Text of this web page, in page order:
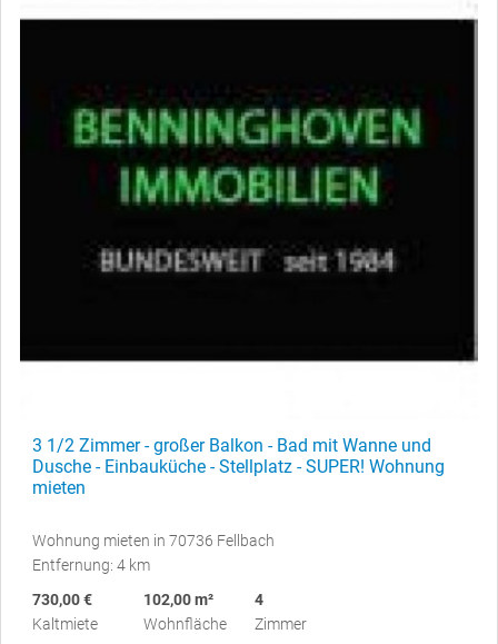
3 1/2 Zimmer - großer Balkon - Bad mit Wanne und
Dusche - Einbauküche - Stellplatz - SUPER! Wohnung
mieten
Wohnung mieten in 70736 Fellbach
Entfernung: 4 km
730,00 €
Kaltmiete
102,00 m²
Wohnfläche
4
Zimmer